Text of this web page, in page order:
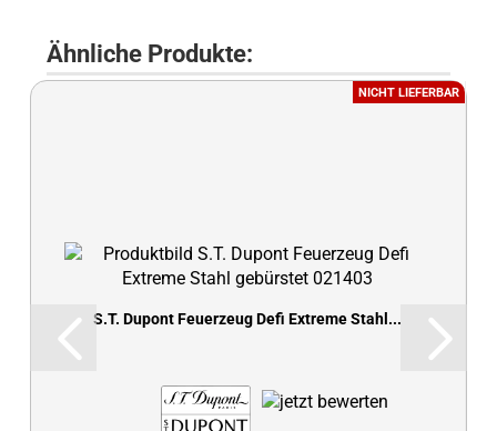
Ähnliche Produkte:
NICHT LIEFERBAR
S.T. Dupont Feuerzeug Defi Extreme Stahl...